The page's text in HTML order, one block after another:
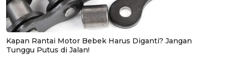
Kapan Rantai Motor Bebek Harus Diganti? Jangan
Tunggu Putus di Jalan!